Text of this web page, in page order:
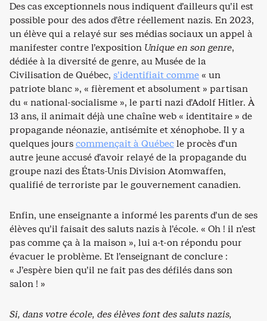
Des cas exceptionnels nous indiquent d’ailleurs qu’il est
possible pour des ados d’être réellement nazis. En 2023,
un élève qui a relayé sur ses médias sociaux un appel à
manifester contre l’exposition Unique en son genre,
dédiée à la diversité de genre, au Musée de la
Civilisation de Québec, s’identifiait comme « un
patriote blanc », « fièrement et absolument » partisan
du « national-socialisme », le parti nazi d’Adolf Hitler. À
13 ans, il animait déjà une chaîne web « identitaire » de
propagande néonazie, antisémite et xénophobe. Il y a
quelques jourscommençait à Québecle procès d’un
autre jeune accusé d’avoir relayé de la propagande du
groupe nazi des États-Unis Division Atomwaffen,
qualifié de terroriste par le gouvernement canadien.
Enfin, une enseignante a informé les parents d’un de ses
élèves qu’il faisait des saluts nazis à l’école. « Oh ! il n’est
pas comme ça à la maison », lui a-t-on répondu pour
évacuer le problème. Et l’enseignant de conclure :
« J’espère bien qu’il ne fait pas des défilés dans son
salon ! »
Si, dans votre école, des élèves font des saluts nazis,